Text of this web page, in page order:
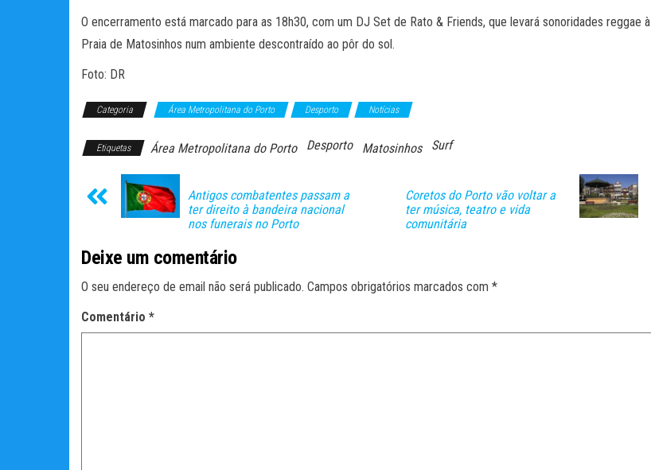
O encerramento está marcado para as 18h30, com um DJ Set de Rato & Friends, que levará sonoridades reggae à
Praia de Matosinhos num ambiente descontraído ao pôr do sol.
Foto: DR
Categoria Área Metropolitana do Porto Desporto Notícias
Etiquetas Área Metropolitana do Porto Desporto Matosinhos Surf
Antigos combatentes passam a
ter direito à bandeira nacional
nos funerais no Porto
Coretos do Porto vão voltar a
ter música, teatro e vida
comunitária
Deixe um comentário
O seu endereço de email não será publicado. Campos obrigatórios marcados com *
Comentário *